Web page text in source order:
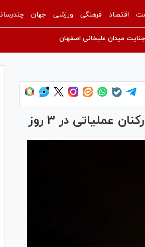
اقتصاد فرهنگی ورزشی جهان
میدان علیخانی اصفهان
عملیاتی در ۳ روز